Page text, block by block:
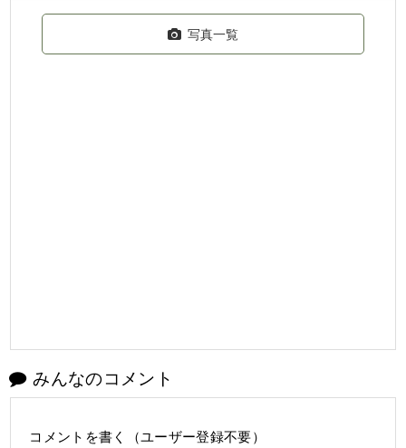
写真一覧
みんなのコメント
コメントを書く（ユーザー登録不要）